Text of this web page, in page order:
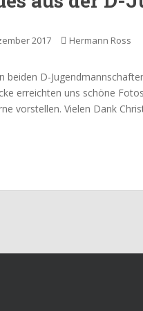
2017 Hermann Ross
beiden D-
erreichten uns schöne
vorstellen. Vielen Dank